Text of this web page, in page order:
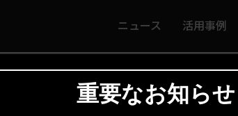
ニュース 活用事例
重要なお知らせ